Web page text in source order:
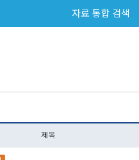
자료 통합 검색
제목